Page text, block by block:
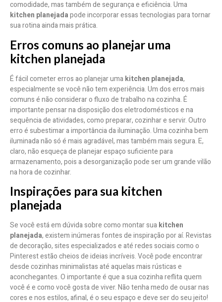
comodidade, mas também de segurança e eficiência. Uma
kitchen planejadapode incorporar essas tecnologias para tornar
sua rotina ainda mais prática.
Erros comuns ao planejar uma
kitchen planejada
É fácil cometer erros ao planejar umakitchen planejada,
especialmente se você não tem experiência. Um dos erros mais
comuns é não considerar o fluxo de trabalho na cozinha. É
importante pensar na disposição dos eletrodomésticos e na
sequência de atividades, como preparar, cozinhar e servir. Outro
erro é subestimar a importância da iluminação. Uma cozinha bem
iluminada não só é mais agradável, mas também mais segura. E,
claro, não esqueça de planejar espaço suficiente para
armazenamento, pois a desorganização pode ser um grande vilão
na hora de cozinhar.
Inspirações para sua kitchen
planejada
Se você está em dúvida sobre como montar suakitchen
planejada, existem inúmeras fontes de inspiração por aí. Revistas
de decoração, sites especializados e até redes sociais como o
Pinterest estão cheios de ideias incríveis. Você pode encontrar
desde cozinhas minimalistas até aquelas mais rústicas e
aconchegantes. O importante é que a sua cozinha reflita quem
você é e como você gosta de viver. Não tenha medo de ousar nas
cores e nos estilos, afinal, é o seu espaço e deve ser do seu jeito!